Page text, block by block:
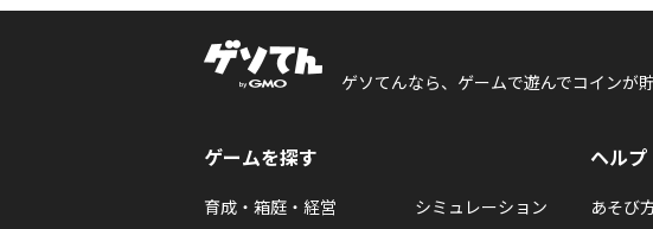
ゲソてんなら、ゲームで遊んでコインが
ゲームを探す
育成・箱庭・経営
シミュレーション
ヘル
あそび